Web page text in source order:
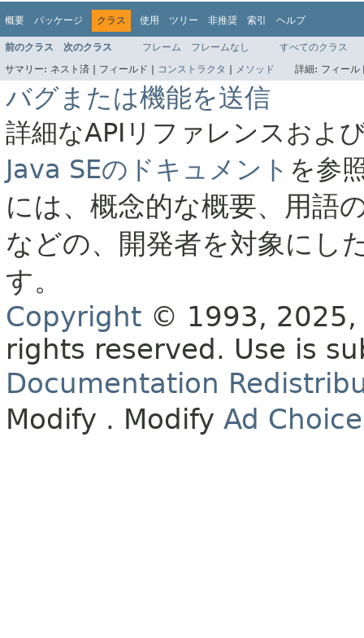
概要 パッケージ クラス 使用 ツリー 非推奨 索引 ヘルプ
前のクラス 次のクラス フレーム フレームなし
すべてのクラス
サマリー: ネスト済 | フィールド | コンストラクタ メソッド 詳細: フィー
バグまたは機能を送信
詳細なAPIリファレンスおよ
Java SEのドキュメント を参
には、概念的な概要、用語
などの、開発者を対象にし
す。
Copyright © 1993,
rights reserved. Use is
Documentation
Modify . Modify Ad